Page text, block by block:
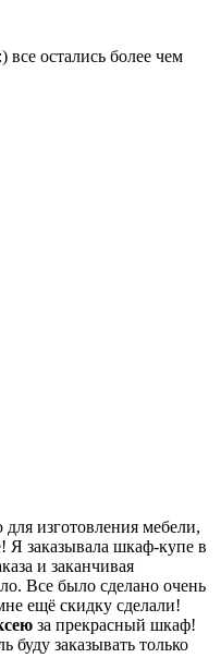
остались более чем
изготовления мебели,
заказывала шкаф-купе в
и заканчивая
Все было сделано очень
ещё скидку сделали!
за прекрасный шкаф!
буду заказывать только